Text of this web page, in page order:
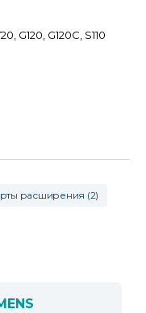
G120, G120C, S110
расширения (2)